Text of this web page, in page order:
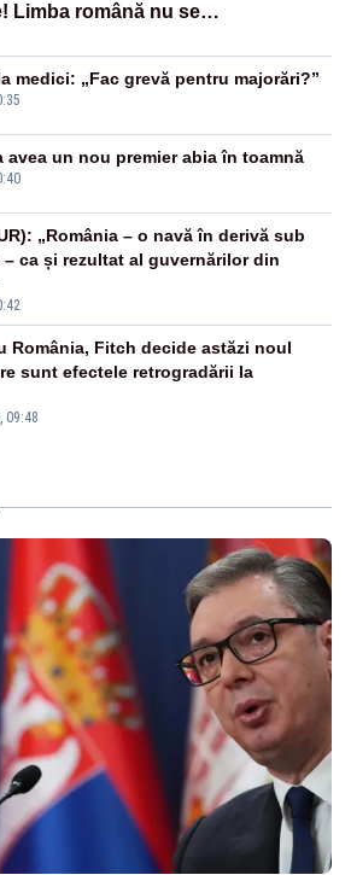
Limba română nu se
română se sărbătorește!
medici: „Fac grevă pentru majorări?”
avea un nou premier abia în toamnă
„România – o navă în derivă sub
ca și rezultat al guvernărilor din
09:48
România, Fitch decide astăzi noul
sunt efectele retrogradării la